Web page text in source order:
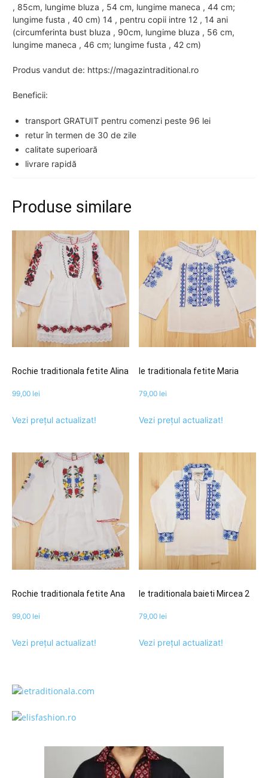
, 85cm, lungime bluza , 54 cm, lungime maneca , 44 cm;
lungime fusta , 40 cm) 14 , pentru copii intre 12 , 14 ani
(circumferinta bust bluza , 90cm, lungime bluza , 56 cm,
lungime maneca , 46 cm; lungime fusta , 42 cm)
Produs vandut de: https://magazintraditional.ro
Beneficii:
transport GRATUIT pentru comenzi peste 96 lei
retur în termen de 30 de zile
calitate superioară
livrare rapidă
Produse similare
Rochie traditionala fetite Alina
99,00 lei
Vezi prețul actualizat!
Ie traditionala fetite Maria
79,00 lei
Vezi prețul actualizat!
Rochie traditionala fetite Ana
99,00 lei
Vezi prețul actualizat!
Ie traditionala baieti Mircea 2
79,00 lei
Vezi prețul actualizat!